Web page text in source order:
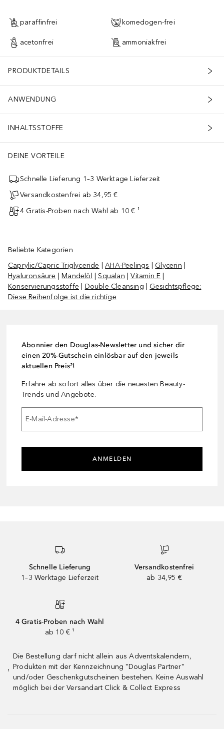
paraffinfrei komedogen-frei
acetonfrei ammoniakfrei
PRODUKTDETAILS
ANWENDUNG
INHALTSSTOFFE
DEINE VORTEILE
Schnelle Lieferung 1–3 Werktage Lieferzeit
Versandkostenfrei ab 34,95 €
4 Gratis-Proben nach Wahl ab 10 € ¹
Beliebte Kategorien
Caprylic/Capric Triglyceride |AHA-Peelings Glycerin
Hyaluronsäure |Mandelöl |Squalan |Vitamin E
Konservierungsstoffe
Double Cleansing
Gesichtspflege:
Diese Reihenfolge ist die richtige
Abonnier den Douglas-Newsletter und sicher dir
einen 20%-Gutschein einlösbar auf den jeweils
aktuellen Preis²!
Erfahre ab sofort alles über die neuesten Beauty-
Trends und Angebote.
E-Mail-Adresse*
ANMELDEN
Schnelle Lieferung
1–3 Werktage Lieferzeit
Versandkostenfrei
ab 34,95 €
4 Gratis-Proben nach Wahl
ab 10 € ¹
¹
Die Bestellung darf nicht allein aus Adventskalendern,
Produkten mit der Kennzeichnung "Douglas Partner"
und/oder Geschenkgutscheinen bestehen. Keine Auswahl
möglich bei der Versandart Click & Collect Express